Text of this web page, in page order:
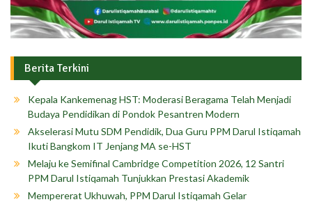
Berita Terkini
Kepala Kankemenag HST: Moderasi Beragama Telah Menjadi
Budaya Pendidikan di Pondok Pesantren Modern
Akselerasi Mutu SDM Pendidik, Dua Guru PPM Darul Istiqamah
Ikuti Bangkom IT Jenjang MA se-HST
Melaju ke Semifinal Cambridge Competition 2026, 12 Santri
PPM Darul Istiqamah Tunjukkan Prestasi Akademik
Mempererat Ukhuwah, PPM Darul Istiqamah Gelar